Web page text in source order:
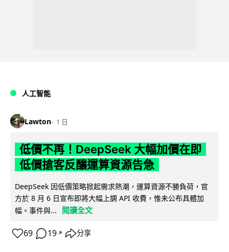
人工智能
Lawton 1 日
低價不再！DeepSeek 大幅加價在即
低價搶客反釀運算資源告急
DeepSeek 因低價策略掀起需求熱潮，運算資源不勝負荷，官
方於 8 月 6 日宣布即將大幅上調 API 收費，惟未公布具體加
幅。事件與...
閱讀全文
69 19 ↗ 分享